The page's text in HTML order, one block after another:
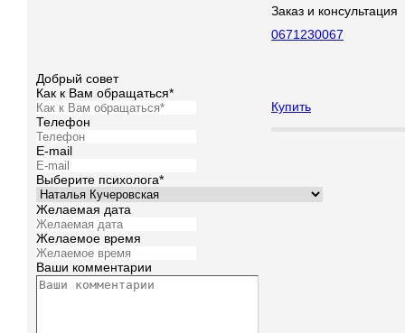
Заказ и консультация
0671230067
Купить
Добрый совет
Как к Вам обращаться*
Телефон
E-mail
Выберите психолога*
Желаемая дата
Желаемое время
Ваши комментарии